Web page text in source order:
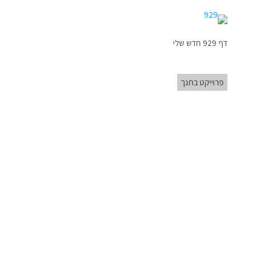
דף 929 חדש שלי
פרוייקט בתנך